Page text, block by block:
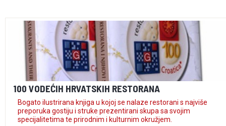
100 VODEĆIH HRVATSKIH RESTORANA
Bogato ilustrirana knjiga u kojoj se nalaze restorani s najviše
preporuka gostiju i struke prezentirani skupa sa svojim
specijalitetima te prirodnim i kulturnim okružjem.